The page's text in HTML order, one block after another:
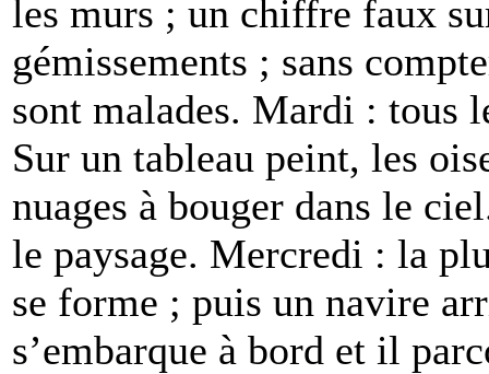
les murs ; un chiffre faux
gémissements ; sans
sont malades. Mardi : tous
Sur un tableau peint, les
nuages à bouger dans le
le paysage. Mercredi : la
se forme ; puis un navire
s’embarque à bord et il